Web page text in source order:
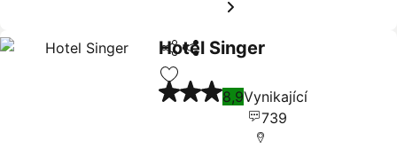
Sdílet
Přidat na seznam oblíbených
Hotel Singer
Ukázat ceny
3 Počet hvězdiček
8,9Vynikající
739